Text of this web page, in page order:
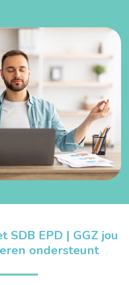
SDB EPD | GGZ jou
ondersteunt